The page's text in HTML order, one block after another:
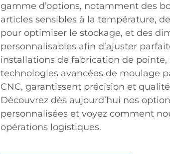
gamme d’options, notamment des
articles sensibles à la température,
pour optimiser le stockage, et des
personnalisables afin d’ajuster
installations de fabrication de pointe,
technologies avancées de moulage
CNC, garantissent précision et
Découvrez dès aujourd’hui nos
personnalisées et voyez comment
opérations logistiques.